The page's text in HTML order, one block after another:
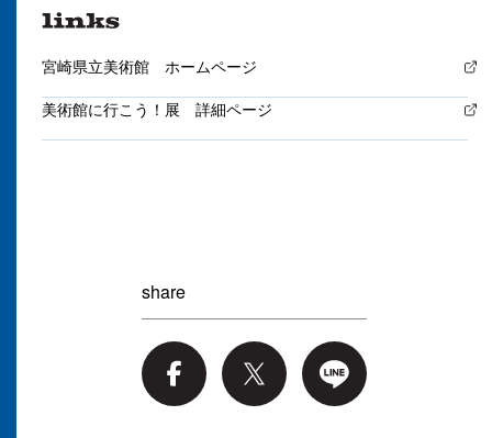
宮崎県立美術館 ホームページ
美術館に行こう！展 詳細ページ
share